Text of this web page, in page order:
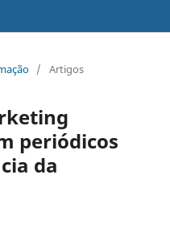
/ Artigos
periódicos
da